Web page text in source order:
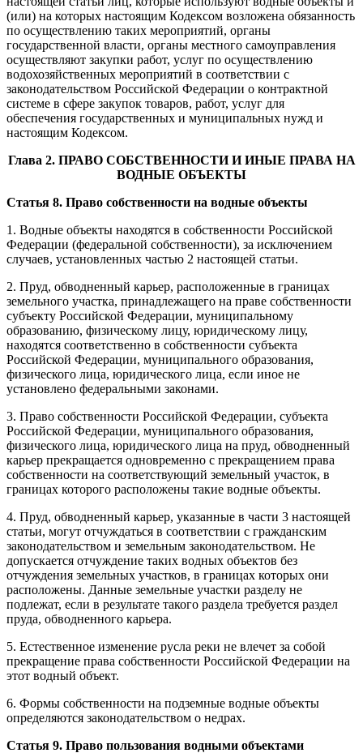
(или) на которых настоящим Кодексом возложена обязанность
по осуществлению таких мероприятий, органы
государственной власти, органы местного самоуправления
осуществляют закупки работ, услуг по осуществлению
водохозяйственных мероприятий в соответствии с
законодательством Российской Федерации о контрактной
системе в сфере закупок товаров, работ, услуг для
обеспечения государственных и муниципальных нужд и
настоящим Кодексом.
Глава 2. ПРАВО СОБСТВЕННОСТИ И ИНЫЕ ПРАВА НА
ВОДНЫЕ ОБЪЕКТЫ
Статья 8. Право собственности на водные объекты
1. Водные объекты находятся в собственности Российской
Федерации (федеральной собственности), за исключением
случаев, установленных частью 2 настоящей статьи.
2. Пруд, обводненный карьер, расположенные в границах
земельного участка, принадлежащего на праве собственности
субъекту Российской Федерации, муниципальному
образованию, физическому лицу, юридическому лицу,
находятся соответственно в собственности субъекта
Российской Федерации, муниципального образования,
физического лица, юридического лица, если иное не
установлено федеральными законами.
3. Право собственности Российской Федерации, субъекта
Российской Федерации, муниципального образования,
физического лица, юридического лица на пруд, обводненный
карьер прекращается одновременно с прекращением права
собственности на соответствующий земельный участок, в
границах которого расположены такие водные объекты.
4. Пруд, обводненный карьер, указанные в части 3 настоящей
статьи, могут отчуждаться в соответствии с гражданским
законодательством и земельным законодательством. Не
допускается отчуждение таких водных объектов без
отчуждения земельных участков, в границах которых они
расположены. Данные земельные участки разделу не
подлежат, если в результате такого раздела требуется раздел
пруда, обводненного карьера.
5. Естественное изменение русла реки не влечет за собой
прекращение права собственности Российской Федерации на
этот водный объект.
6. Формы собственности на подземные водные объекты
определяются законодательством о недрах.
Статья 9. Право пользования водными объектами